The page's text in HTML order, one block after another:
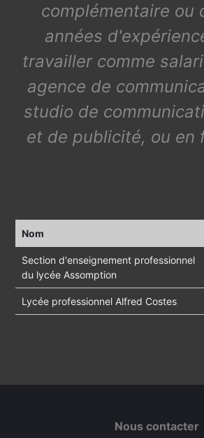
complémentaire ou
années
travailler comme
agence de
studio de
et de publicité, ou en
Nom
Section d'enseignement professionnel
du lycée Assomption
Lycée professionnel Alfred Costes
Nous contacter